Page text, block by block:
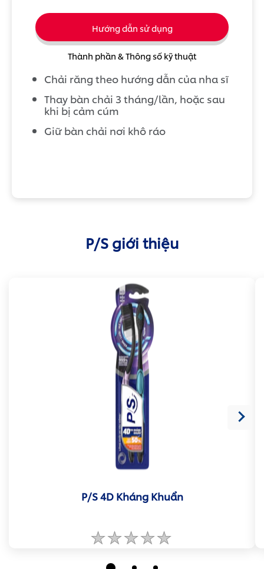
Hướng dẫn sử dụng
Thành phần & Thông số kỹ thuật
Chải răng theo hướng dẫn của nha sĩ
Thay bàn chải 3 tháng/lần, hoặc sau
khi bị cảm cúm
Giữ bàn chải nơi khô ráo
P/S giới thiệu
P/S 4D Kháng Khuẩn
Không
có
xếp